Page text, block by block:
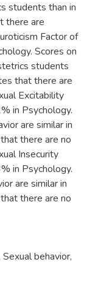
students than in
there are
Factor of
Scores on
students
that there are
Excitability
in Psychology.
are similar in
there are no
Insecurity
in Psychology.
are similar in
there are no
Sexual behavior,